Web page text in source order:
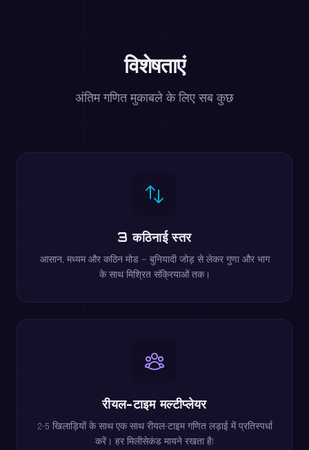
विशेषताएं
अंतिम गणित मुकाबले के लिए सब कुछ
3 कठिनाई स्तर
आसान, मध्यम और कठिन मोड — बुनियादी जोड़ से लेकर गुणा और भाग
के साथ मिश्रित संक्रियाओं तक।
रीयल-टाइम मल्टीप्लेयर
2-5 खिलाड़ियों के साथ एक साथ रीयल-टाइम गणित लड़ाई में प्रतिस्पर्धा
करें। हर मिलीसेकंड मायने रखता है!